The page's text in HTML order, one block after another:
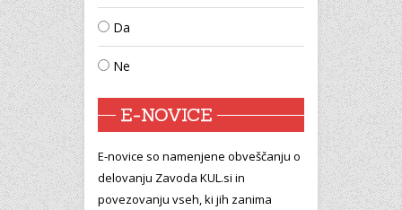
Da
Ne
E-NOVICE
E-novice so namenjene obveščanju o
delovanju Zavoda KUL.si in
povezovanju vseh, ki jih zanima